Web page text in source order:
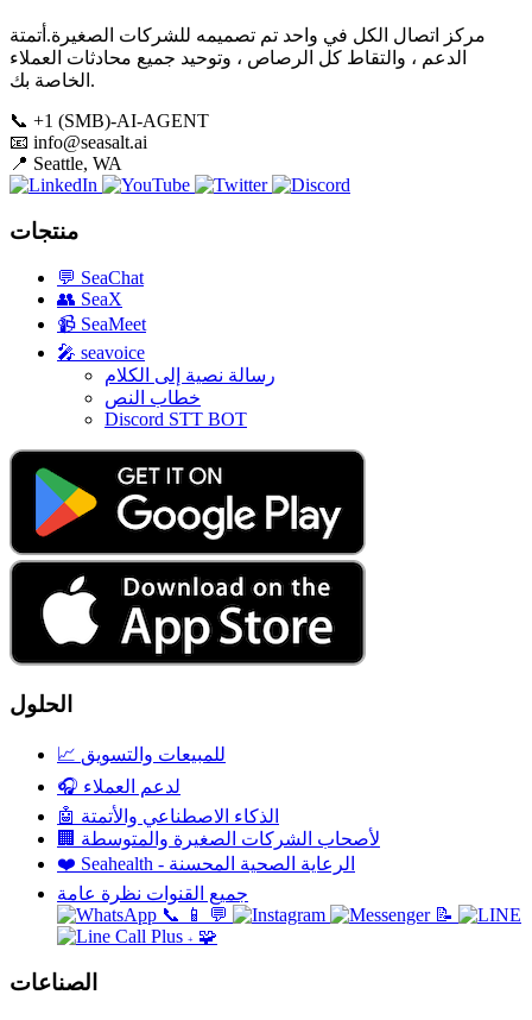
مركز اتصال الكل في واحد تم تصميمه للشركات الصغيرة.أتمتة
الدعم ، والتقاط كل الرصاص ، وتوحيد جميع محادثات العملاء
الخاصة بك.
📞 +1 (SMB)-AI-AGENT
📧 info@seasalt.ai
📍 Seattle, WA
منتجات
💬 SeaChat
👥 SeaX
📹 SeaMeet
🎤 seavoice
رسالة نصية إلى الكلام
خطاب النص
Discord STT BOT
الحلول
📈 للمبيعات والتسويق
🎧 لدعم العملاء
🤖 الذكاء الاصطناعي والأتمتة
🏢 لأصحاب الشركات الصغيرة والمتوسطة
❤️
Seahealth - الرعاية الصحية المحسنة
جميع القنوات نظرة عامة
📞
📱 💬 📝
+ 🧩
الصناعات